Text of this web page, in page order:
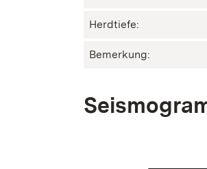
Herdtiefe:
Bemerkung: